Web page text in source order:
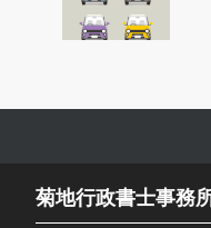
菊地行政書士事務